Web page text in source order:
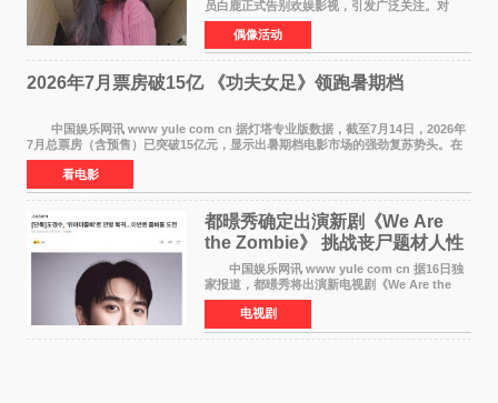
员白鹿正式告别欢娱影视，引发广泛关注。对
此，欢娱影视创始人于正在社交平台发文回应，
字里行间流露不舍与祝福。 于正透露，以前
每次有演员到期不
偶像活动
2026年7月票房破15亿 《功夫女足》领跑暑期档
中国娱乐网讯 www yule com cn 据灯塔专业版数据，截至7月14日，2026年
7月总票房（含预售）已突破15亿元，显示出暑期档电影市场的强劲复苏势头。在
众多上映影片中，《功夫女足》《小黄人与大
看电影
都暻秀确定出演新剧《We Are
the Zombie》 挑战丧尸题材人性
喜剧
中国娱乐网讯 www yule com cn 据16日独
家报道，都暻秀将出演新电视剧《We Are the
Zombie》，在剧中饰演主演金仁钟一角，挑战与
以往丧尸题材截然不同的人性喜剧。 新剧
《We Are t
电视剧